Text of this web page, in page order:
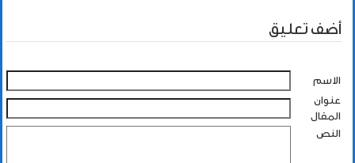
أضف تعليق
الاسم
عنوان
المقال
النص